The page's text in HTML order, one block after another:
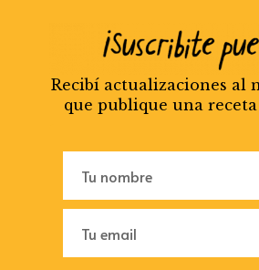
Recibí actualizaciones al
que publique una receta